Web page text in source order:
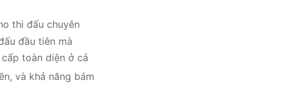
thi đấu chuyên
đầu tiên mà
toàn diện ở cả
và khả năng bám